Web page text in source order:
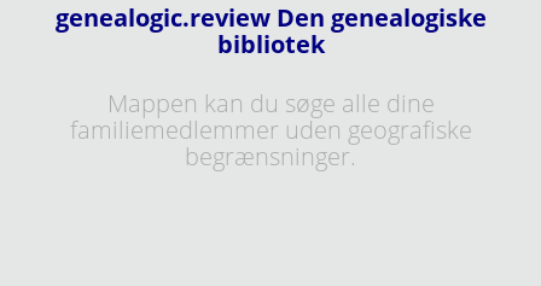
genealogic.review Den genealogiske
bibliotek
Mappen kan du søge alle dine
familiemedlemmer uden geografiske
begrænsninger.